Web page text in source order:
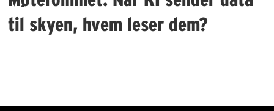
til skyen, hvem leser dem?